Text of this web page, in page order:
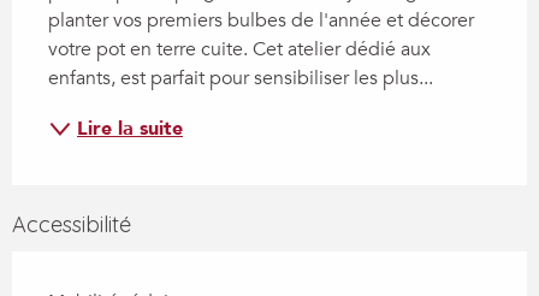
planter vos premiers bulbes de l'année et décorer
votre pot en terre cuite. Cet atelier dédié aux
enfants, est parfait pour sensibiliser les plus...
Lire la suite
Accessibilité